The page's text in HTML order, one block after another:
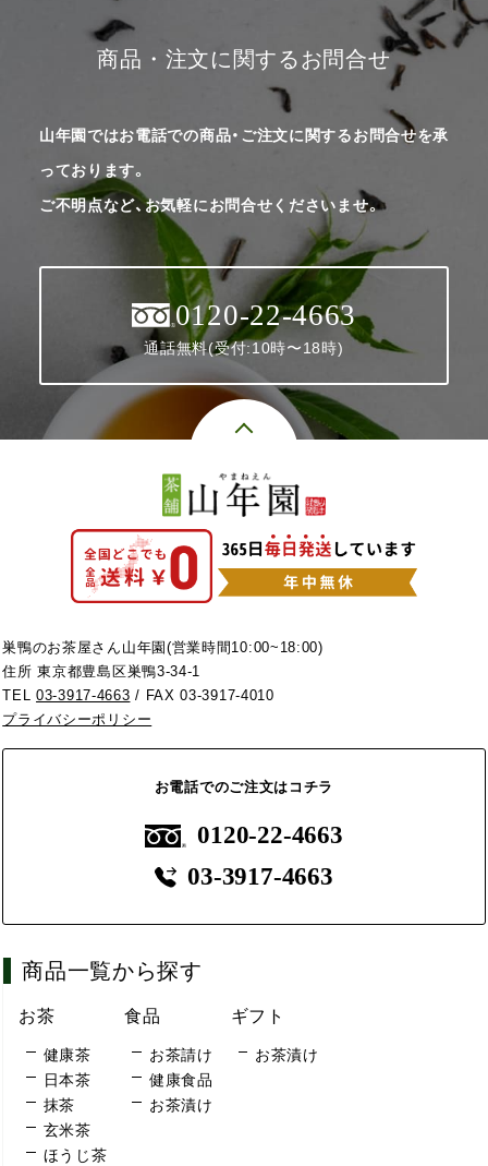
商品・注文に関するお問合せ
山年園ではお電話での商品・ご注文に関するお問合せを承
っております。
ご不明点など、お気軽にお問合せくださいませ。
0120-22-4663
通話無料(受付:10時〜18時)
巣鴨のお茶屋さん山年園(営業時間10:00~18:00)
住所 東京都豊島区巣鴨3-34-1
TEL03-3917-4663 / FAX 03-3917-4010
プライバシーポリシー
お電話でのご注文はコチラ
0120-22-4663
03-3917-4663
商品一覧から探す
お茶
健康茶
日本茶
抹茶
玄米茶
ほうじ茶
食品
お茶請け
健康食品
お茶漬け
ギフト
お茶漬け